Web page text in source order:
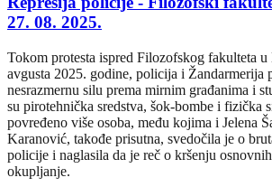
27. 08. 2025.
Tokom protesta ispred Filozofskog fakulteta
avgusta 2025. godine, policija i Žandarmerija
nesrazmernu silu prema mirnim građanima i
su pirotehnička sredstva, šok-bombe i fizička
povređeno više osoba, među kojima i Jelena
Karanović, takođe prisutna, svedočila je o
policije i naglasila da je reč o kršenju
okupljanje.